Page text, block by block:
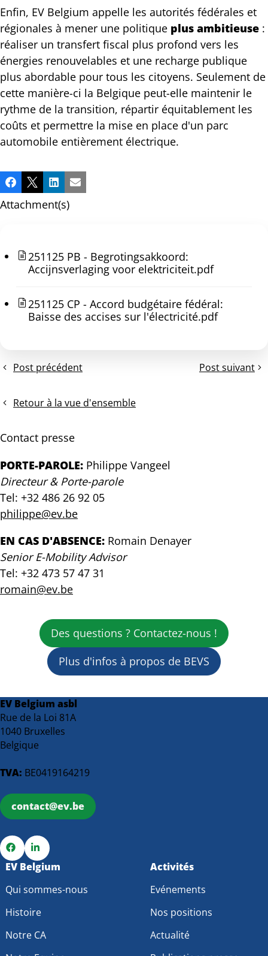
Enfin, EV Belgium appelle les autorités fédérales et
régionales à mener une politique plus ambitieuse :
réaliser un transfert fiscal plus profond vers les
énergies renouvelables et une recharge publique
plus abordable pour tous les citoyens. Seulement de
cette manière-ci la Belgique peut-elle maintenir le
rythme de la transition, répartir équitablement les
coûts et permettre la mise en place d'un parc
automobile entièrement électrique.
Partager
cette
publication!
Facebook
X LinkedInEmail
Attachment(s)
251125 PB - Begrotingsakkoord:
Accijnsverlaging voor elektriciteit.pdf
251125 CP - Accord budgétaire fédéral:
Baisse des accises sur l'électricité.pdf
Post précédent
La
se
succès
voitures
électriques,
mais
les
n'en
achètent
toujours
pas
Post suivant
Communiqué
Retour à la vue d'ensemble
Contact presse
PORTE-PAROLE: Philippe Vangeel
Directeur & Porte-parole
Tel: +32 486 26 92 05
philippe@ev.be
EN CAS D'ABSENCE: Romain Denayer
Senior E-Mobility Advisor
Tel: +32 473 57 47 31
romain@ev.be
Des questions ? Contactez-nous !
Plus d'infos à propos de BEVS
EV Belgium asbl
Rue de la Loi 81A
1040 Bruxelles
Belgique
TVA: BE0419164219
contact@ev.be
Go
Facebook
Go
LinkedIn
EV Belgium
Qui sommes-nous
Histoire
Notre CA
Activités
Evénements
Nos positions
Actualité